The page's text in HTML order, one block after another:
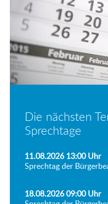
Die nächsten
Sprechtage
11.08.2026 13:00Uhr
Sprechtag der
18.08.2026 09:00Uhr